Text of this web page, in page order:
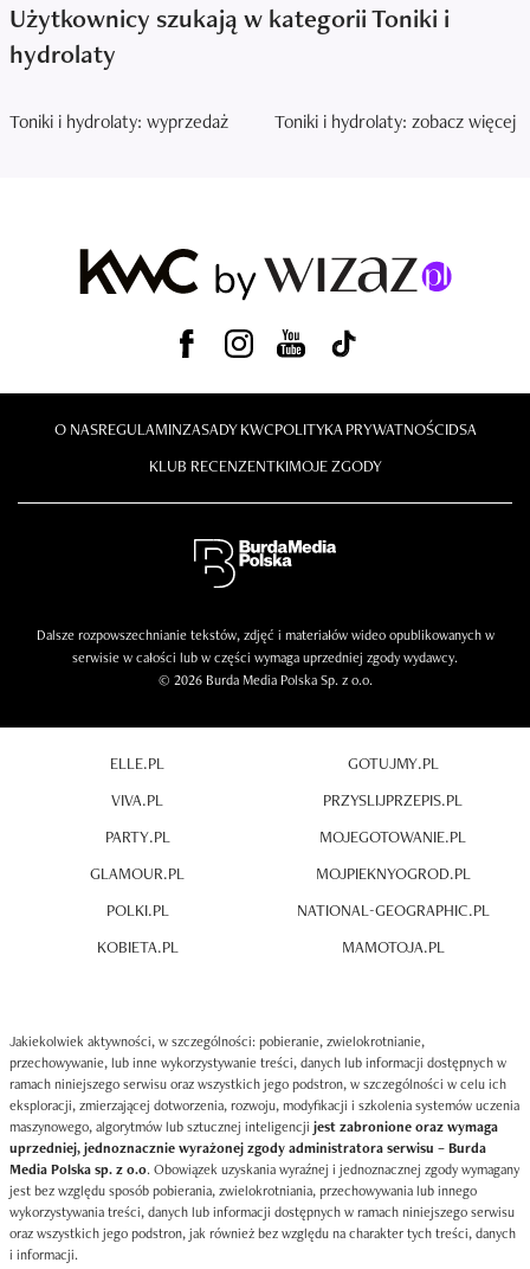
Użytkownicy szukają w kategorii Toniki i
hydrolaty
Toniki i hydrolaty: wyprzedaż Toniki i hydrolaty: zobacz więcej
O NASREGULAMINZASADY KWCPOLITYKA PRYWATNOŚCIDSA
KLUB RECENZENTKIMOJE ZGODY
Dalsze rozpowszechnianie tekstów, zdjęć i materiałów wideo opublikowanych w
serwisie w całości lub w części wymaga uprzedniej zgody wydawcy.
© 2026 Burda Media Polska Sp. z o.o.
ELLE.PL
VIVA.PL
PARTY.PL
GLAMOUR.PL
POLKI.PL
KOBIETA.PL
GOTUJMY.PL
PRZYSLIJPRZEPIS.PL
MOJEGOTOWANIE.PL
MOJPIEKNYOGROD.PL
NATIONAL-GEOGRAPHIC.PL
MAMOTOJA.PL
Jakiekolwiek aktywności, w szczególności: pobieranie, zwielokrotnianie,
przechowywanie, lub inne wykorzystywanie treści, danych lub informacji dostępnych w
ramach niniejszego serwisu oraz wszystkich jego podstron, w szczególności w celu ich
eksploracji, zmierzającej dotworzenia, rozwoju, modyfikacji i szkolenia systemów uczenia
maszynowego, algorytmów lub sztucznej inteligencji jest zabronione oraz wymaga
uprzedniej, jednoznacznie wyrażonej zgody administratora serwisu – Burda
Media Polska sp. z o.o. Obowiązek uzyskania wyraźnej i jednoznacznej zgody wymagany
jest bez względu sposób pobierania, zwielokrotniania, przechowywania lub innego
wykorzystywania treści, danych lub informacji dostępnych w ramach niniejszego serwisu
oraz wszystkich jego podstron, jak również bez względu na charakter tych treści, danych
i informacji.